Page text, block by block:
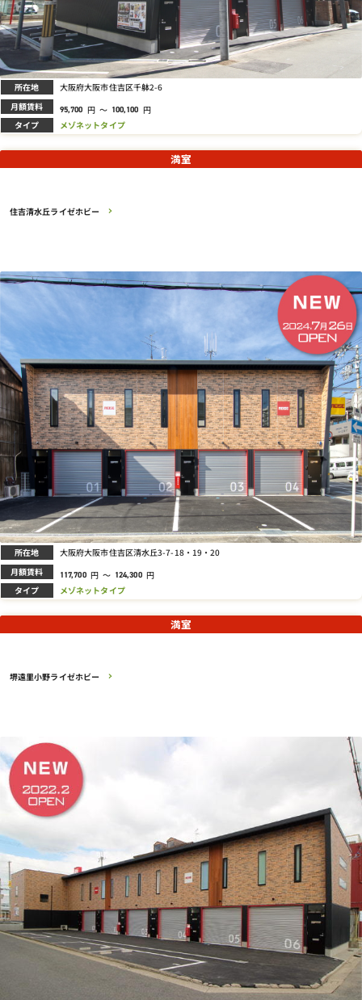
所在地 大阪府大阪市住吉区千躰2-6
月額賃料 95,700 円 ～ 100,100 円
タイプ メゾネットタイプ
住吉清水丘ライゼホビー
満室
所在地 大阪府大阪市住吉区清水丘3-7-18・19・20
月額賃料 117,700 円 ～ 124,300 円
タイプ メゾネットタイプ
堺遠里小野ライゼホビー
満室